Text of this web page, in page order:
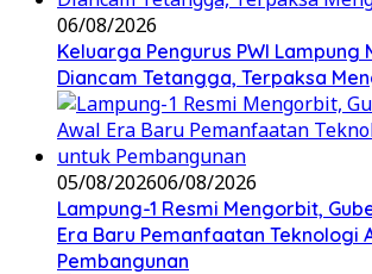
06/08/2026
Keluarga Pengurus PWI Lampung
Diancam Tetangga, Terpaksa
05/08/202606/08/2026
Lampung-1 Resmi Mengorbit,
Era Baru Pemanfaatan Teknologi
Pembangunan